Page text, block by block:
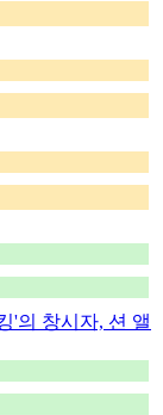
'의 창시자, 션 앨